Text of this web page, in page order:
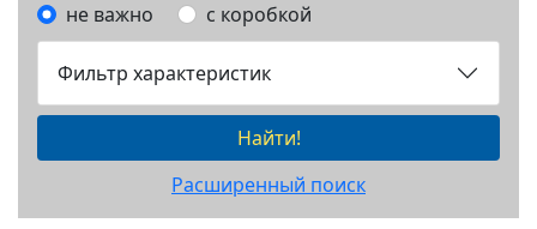
не важно
с коробкой
Фильтр характеристик
Найти!
Расширенный поиск